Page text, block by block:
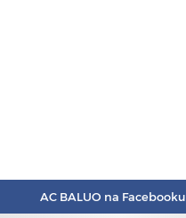
AC BALUO na Facebooku